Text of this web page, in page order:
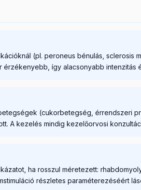
(pl. peroneus bénulás,
így alacsonyabb intenzitás
(cukorbetegség, érrendszeri
A kezelés mindig kezelőorvosi
ha rosszul méretezett:
részletes paraméterezéséért